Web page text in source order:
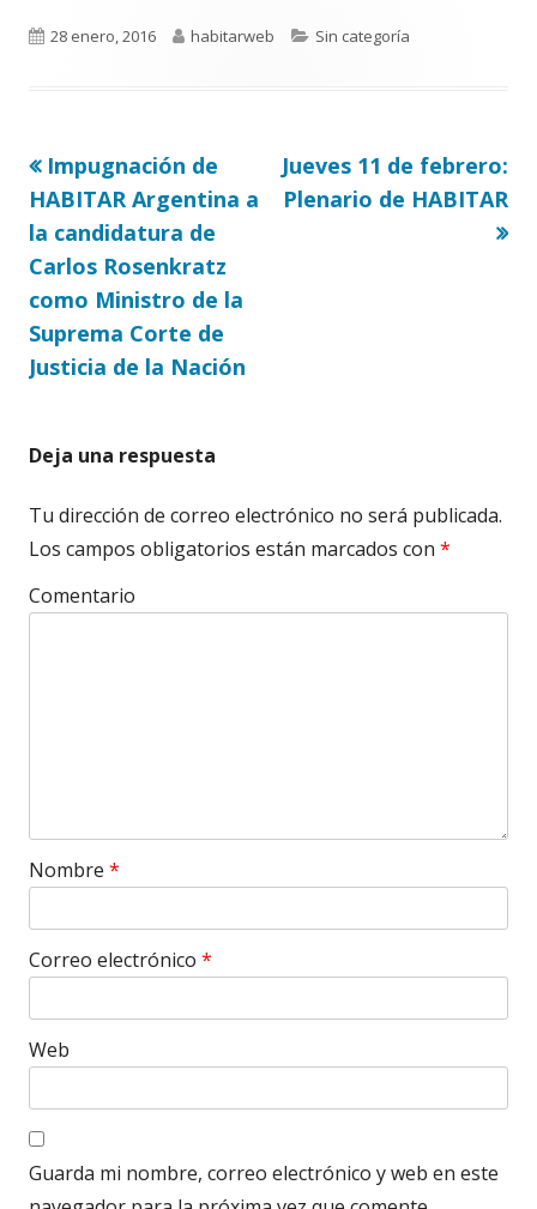
Publicado
28 enero, 2016 Autor
habitarweb Categorías
Sin categoría
Navegación
de
entradas
Artículo
anterior
Impugnación de
HABITAR Argentina a
la candidatura de
Carlos Rosenkratz
como Ministro de la
Suprema Corte de
Justicia de la Nación
Artículo
siguiente
Jueves 11 de febrero:
Plenario de HABITAR
Deja una respuesta
Tu dirección de correo electrónico no será publicada.
Los campos obligatorios están marcados con *
Comentario
Nombre *
Correo electrónico *
Web
Guarda mi nombre, correo electrónico y web en este